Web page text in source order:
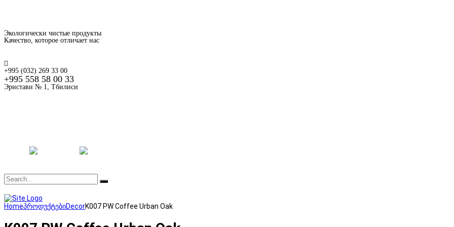
Экологически чистые продукты
Качество, которое отличает нас
+995 (032) 269 33 00
+995 558 58 00 33
Эристави № 1, Тбилиси
HomeპროდუქტებიDecorK007 PW Coffee Urban Oak